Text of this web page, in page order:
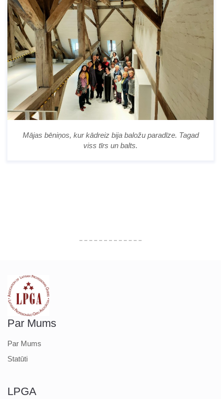
Mājas bēniņos, kur kādreiz bija baložu paradīze. Tagad
viss tīrs un balts.
Par Mums
Par Mums
Statūti
LPGA